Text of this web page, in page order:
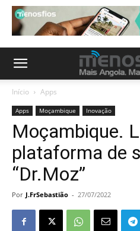
Início Apps
Apps Moçambique Inovação
Moçambique.
plataforma de
“Dr.Moz”
Por J.FrSebastião - 27/07/2022